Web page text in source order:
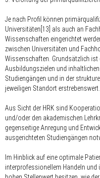
Je nach Profil können
Universitäten[13] als auch an
Wissenschaften eingerichtet
zwischen Universitäten und
Wissenschaften. Grundsätzlich ist
Ausbildungszielen und
Studiengängen und in der
jeweiligen Standort erstrebenswert.
Aus Sicht der HRK sind
und/oder den akademischen
gegenseitige Anregung und
ausgerichteten Studiengängen
Im Hinblick auf eine optimale
interprofessionellem Handeln und